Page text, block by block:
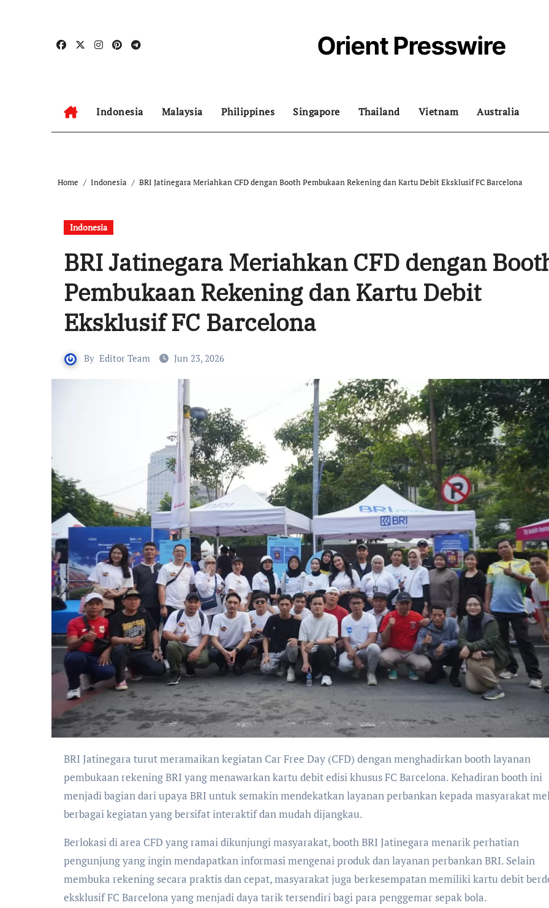
Orient Presswire
Indonesia Malaysia Philippines Singapore Thailand Vietnam Australia
Home Indonesia BRI Jatinegara Meriahkan CFD dengan Booth Pembukaan Rekening dan Kartu Debit Eksklusif FC Barcelona
Indonesia
BRI Jatinegara Meriahkan CFD dengan
Pembukaan Rekening dan Kartu Debit
Eksklusif FC Barcelona
By Editor Team Jun 23, 2026
BRI Jatinegara turut meramaikan kegiatan Car Free Day (CFD) dengan menghadirkan booth layanan
pembukaan rekening BRI yang menawarkan kartu debit edisi khusus FC Barcelona. Kehadiran booth ini
menjadi bagian dari upaya BRI untuk semakin mendekatkan layanan perbankan kepada masyarakat
berbagai kegiatan yang bersifat interaktif dan mudah dijangkau.
Berlokasi di area CFD yang ramai dikunjungi masyarakat, booth BRI Jatinegara menarik perhatian
pengunjung yang ingin mendapatkan informasi mengenai produk dan layanan perbankan BRI. Selain
membuka rekening secara praktis dan cepat, masyarakat juga berkesempatan memiliki kartu debit
eksklusif FC Barcelona yang menjadi daya tarik tersendiri bagi para penggemar sepak bola.